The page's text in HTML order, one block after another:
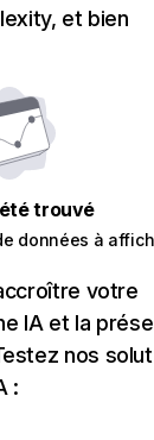
et bien
été trouvé
données à
votre
IA et la
nos
: